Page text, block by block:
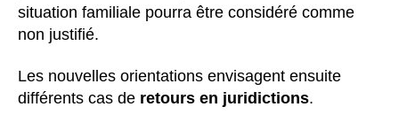
situation familiale pourra être considéré comme
non justifié.
Les nouvelles orientations envisagent ensuite
différents cas de retours en juridictions.